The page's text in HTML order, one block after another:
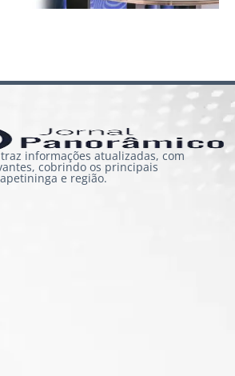
informações atualizadas, com
cobrindo os principais
e região.